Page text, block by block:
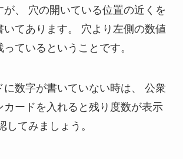
、
穴の開いている位置の近くを
てあります。
穴より左側の数値
ているということです。
数字が書いていない時は、
公衆
カードを入れると残り度数が表示
してみましょう。